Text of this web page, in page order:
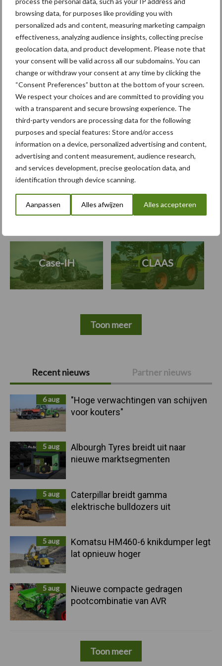
browsing data, for purposes like providing you with
personalized ads and content, measuring marketing campaign
effectiveness, analyzing audience insights, collecting precise
geolocation data, and product development. Please note that
your consent will be valid across all our subdomains. You can
change or withdraw your consent at any time by clicking the
“Consent Preferences” button at the bottom of your screen.
We respect your choices and are committed to providing you
with a transparent and secure browsing experience. The
third-party vendors are processing data for the following
purposes and special features: Store and/or access
information on a device, personalized advertising and content,
advertising and content measurement, audience research,
and services development, precise geolocation data, and
identification through device scanning.
Aanpassen Alles afwijzen Alles accepteren
Primaire
Sidebar
Recent nieuws Partner nieuws
6 aug
"Hoge verwachtingen van schijven
voor kouters"
5 aug
Albourgh Tyres breidt uit naar
nieuwe marktsegmenten
5 aug
Caterpillar breidt gamma
elektrische bulldozers uit
5 aug
Komatsu HM460-6 knikdumper legt
lat opnieuw hoger
5 aug
Nieuwe compacte gedragen
pootcombinatie van AVR
Toon meer
Albourgh Tyres breidt uit
naar nieuwe
marktsegmenten
Caterpillar breidt gamma
elektrische bulldozers uit
Themapagina's
Bemesting Gewas & ruwvoer Loonwerk
Case-IH CLAAS
Toon meer